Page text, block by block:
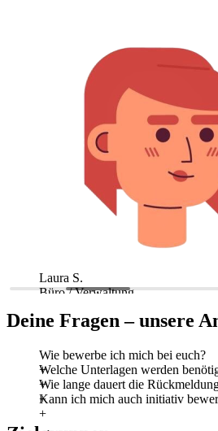
Laura S.
Büro / Verwaltung
Deine Fragen – unsere
Wie bewerbe ich mich bei euch?
Welche Unterlagen werden
Wie lange dauert die
Kann ich mich auch initiativ